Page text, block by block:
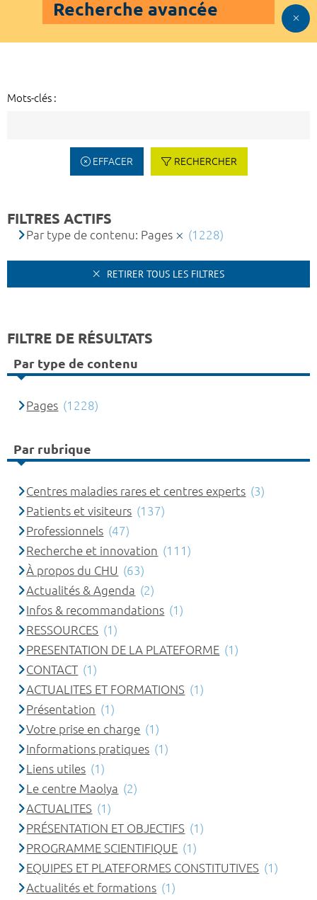
Recherche avancée
Mots-clés :
EFFACER RECHERCHER
FILTRES ACTIFS
Par type de contenu: Pages (1228)
RETIRER TOUS LES FILTRES
FILTRE DE RÉSULTATS
Par type de contenu
Pages (1228)
Par rubrique
Centres maladies rares et centres experts (3)
Patients et visiteurs (137)
Professionnels (47)
Recherche et innovation (111)
À propos du CHU (63)
Actualités & Agenda (2)
Infos & recommandations (1)
RESSOURCES (1)
PRESENTATION DE LA PLATEFORME (1)
CONTACT (1)
ACTUALITES ET FORMATIONS (1)
Présentation (1)
Votre prise en charge (1)
Informations pratiques (1)
Liens utiles (1)
Le centre Maolya (2)
ACTUALITES (1)
PRÉSENTATION ET OBJECTIFS (1)
PROGRAMME SCIENTIFIQUE (1)
EQUIPES ET PLATEFORMES CONSTITUTIVES (1)
Actualités et formations (1)